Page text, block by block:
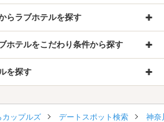
らラブホテルを探す
ホテルをこだわり条件から探す
を探す
カップルズ デートスポット検索 神奈